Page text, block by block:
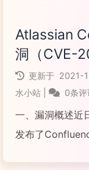
阅读全文...
Atlassian
洞（CVE-
更新于 2021-
水小站
0条评
一、漏洞概述近
发布了